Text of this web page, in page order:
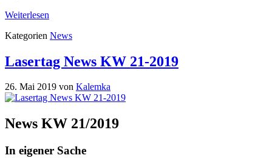
Weiterlesen
Kategorien News
Lasertag News KW 21-2019
26. Mai 2019 von Kalemka
News KW 21/2019
In eigener Sache